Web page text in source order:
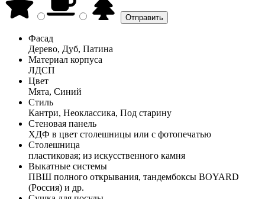
Фасад
Дерево, Дуб, Патина
Материал корпуса
ЛДСП
Цвет
Мята, Синий
Стиль
Кантри, Неоклассика, Под старину
Стеновая панель
ХДФ в цвет столешницы или с фотопечатью
Столешница
пластиковая; из искусственного камня
Выкатные системы
ПВШ полного открывания, тандембоксы BOYARD
(Россия) и др.